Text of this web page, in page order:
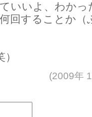
いいよ、わか
回することか（
(2009年